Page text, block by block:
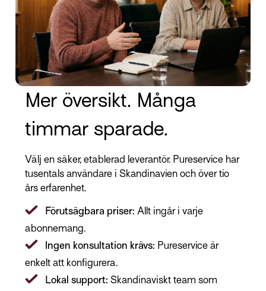
Mer översikt. Många
timmar sparade.
Välj en säker, etablerad leverantör. Pureservice har
tusentals användare i Skandinavien och över tio
års erfarenhet.
Förutsägbara priser: Allt ingår i varje
abonnemang.
Ingen konsultation krävs: Pureservice är
enkelt att konfigurera.
Lokal support: Skandinaviskt team som